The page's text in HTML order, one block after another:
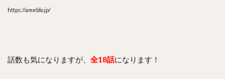
https://ameblo.jp/
話数も気になりますが、 全18話になります！